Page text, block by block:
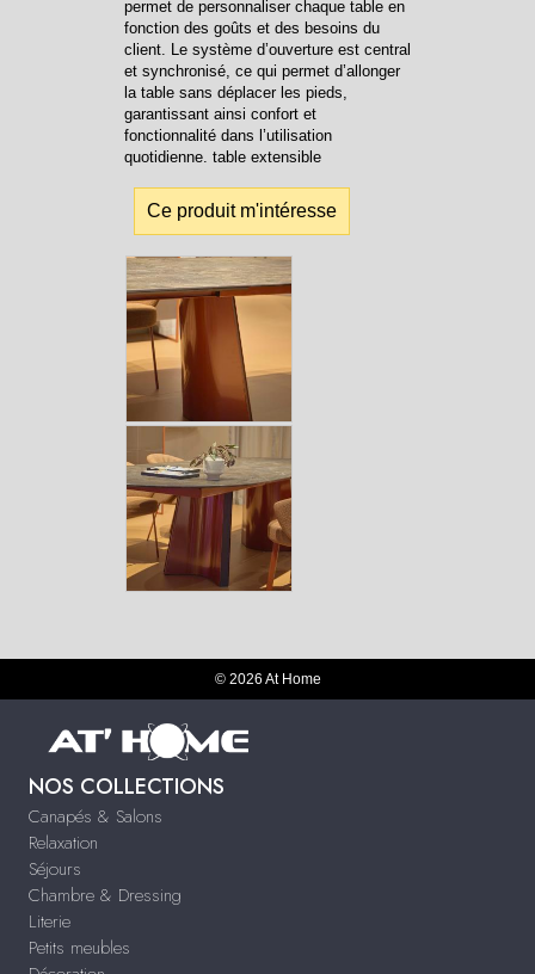
permet de personnaliser chaque table en
fonction des goûts et des besoins du
client. Le système d’ouverture est central
et synchronisé, ce qui permet d’allonger
la table sans déplacer les pieds,
garantissant ainsi confort et
fonctionnalité dans l’utilisation
quotidienne. table extensible
Ce produit m'intéresse
© 2026 At Home
NOS COLLECTIONS
Canapés & Salons
Relaxation
Séjours
Chambre & Dressing
Literie
Petits meubles